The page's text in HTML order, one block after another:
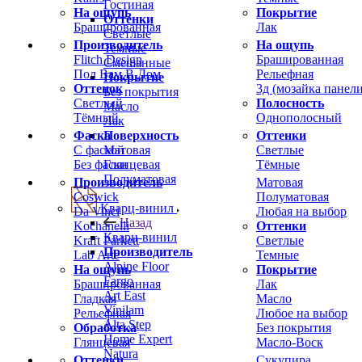
На ощупь
Брашированная
Покрытие
Лак
Производитель
Flitch Design
Пол Вам В Дом
Оттенок
Светлый
Тёмный
На ощупь
Брашированная
Рельефная
3д (мозайка
Полосность
Однополосный
Фаска
С фаской
Без фаски
Оттенки
Светлые
Тёмные
Производитель
Coswick
Da Vinci
Kochanelli
Kraft Parkett
Lab Arte
На ощупь
Брашированная
Гладкая
Рельефная
Обработка
Глянцевая
Матовая
Полуматовая
Любая на выбор
Оттенки
Светлые
Темные
Покрытие
Лак
Масло
Любое на выбор
Без покрытия
Масло-Воск
Гостиная
Оттенки
Светлые
Темные
Смешанные
Покрытие
Без покрытия
Масло
Лак
Поверхность
Матовая
Глянцевая
Полуматовая
Кварц-винил
Назад
Кварц-винил
Производитель
Alpine Floor
Fargo
Art East
Vinilam
Alta Step
Home Expert
Natura